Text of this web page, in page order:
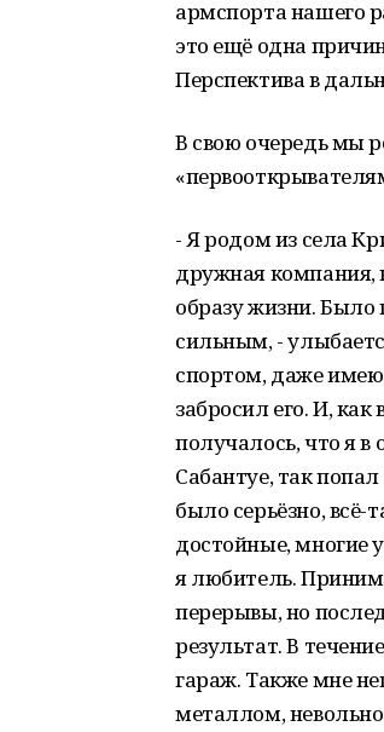
армспорта нашего
это ещё одна
Перспектива в
В свою очередь мы
- Я родом из села
дружная компания,
образу жизни. Было
сильным, -
спортом, даже имею
забросил его. И,
получалось, что я
Сабантуе, так
было серьёзно, всё-
достойные, многие
я любитель.
перерывы, но
результат. В
гараж. Также мне
металлом,